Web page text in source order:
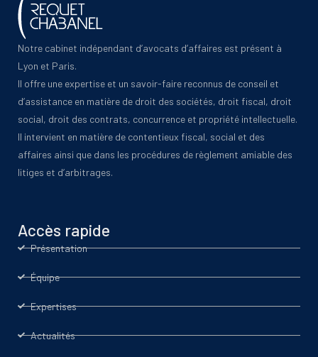
Notre cabinet indépendant d’avocats d’affaires est présent à
Lyon et Paris.
Il offre une expertise et un savoir-faire reconnus de conseil et
d’assistance en matière de droit des sociétés, droit fiscal, droit
social, droit des contrats, concurrence et propriété intellectuelle.
Il intervient en matière de contentieux fiscal, social et des
affaires ainsi que dans les procédures de règlement amiable des
litiges et d’arbitrages.
Accès rapide
Présentation
Équipe
Expertises
Actualités